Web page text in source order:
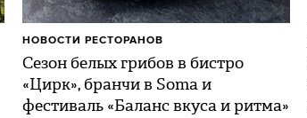
Сезон белых грибов в бистро
«Цирк», бранчи в Soma и
фестиваль «Баланс вкуса и ритма»
НОВОСТИ РЕСТОРАНОВ